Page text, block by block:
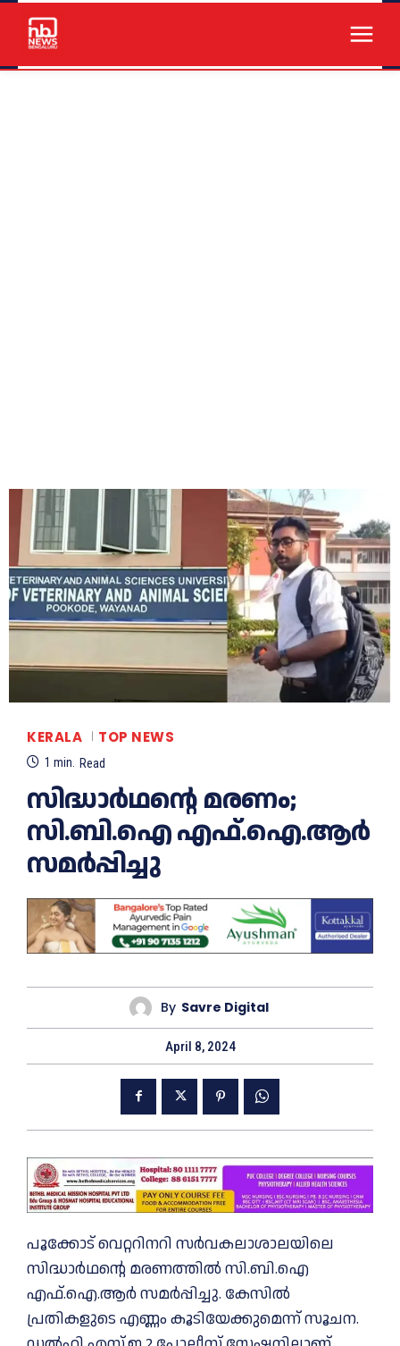
KERALA TOP NEWS
1 min. Read
സിദ്ധാര്‍ഥന്റെ മരണം;
സി.ബി.ഐ എഫ്.ഐ.ആർ
സമർപ്പിച്ചു
By Savre Digital
April 8, 2024
പൂക്കോട് വെറ്ററിനറി സർവകലാശാലയിലെ
സിദ്ധാർഥന്റെ മരണത്തില്‍ സി.ബി.ഐ
എഫ്.ഐ.ആർ സമർപ്പിച്ചു. കേസില്‍
പ്രതികളുടെ എണ്ണം കൂടിയേക്കുമെന്ന് സൂചന.